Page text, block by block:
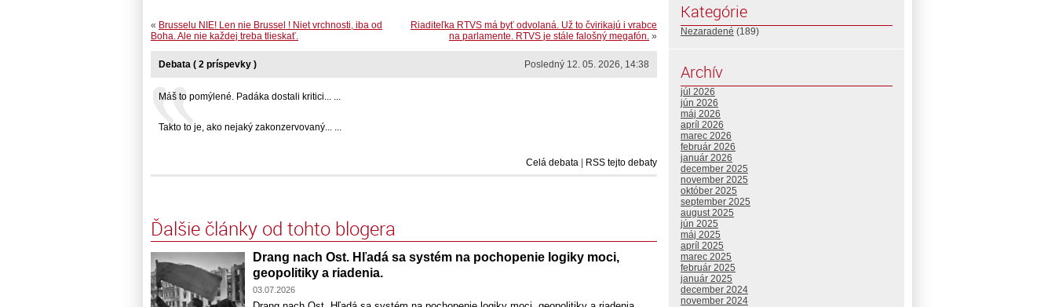
Riaditeľka RTVS má byť odvolaná. Už to čvirikajú i vrabce
na parlamente. RTVS je stále falošný megafón. »
« Brusselu NIE! Len nie Brussel ! Niet vrchnosti, iba od
Boha. Ale nie každej treba tlieskať.
Posledný 12. 05. 2026, 14:38
Debata ( 2 príspevky )
Máš to pomýlené. Padáka dostali kritici... ...
Takto to je, ako nejaký zakonzervovaný... ...
Celá debata RSS tejto debaty
Ďalšie články od tohto blogera
Drang nach Ost. Hľadá sa systém na pochopenie logiky moci,
geopolitiky a riadenia.
03.07.2026
Kategórie
Nezaradené (189)
Archív
júl 2026
jún 2026
máj 2026
apríl 2026
marec 2026
február 2026
január 2026
december 2025
november 2025
október 2025
september 2025
august 2025
jún 2025
máj 2025
apríl 2025
marec 2025
február 2025
január 2025
december 2024
november 2024